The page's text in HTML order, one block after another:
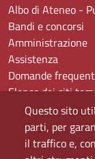
Questo sito
parti, per
il traffico e,
Albo di Ateneo -
Bandi e concorsi
Amministrazione
Assistenza
Domande
Elenco dei siti
Mappa del sito
PEC
Rete Wi-Fi